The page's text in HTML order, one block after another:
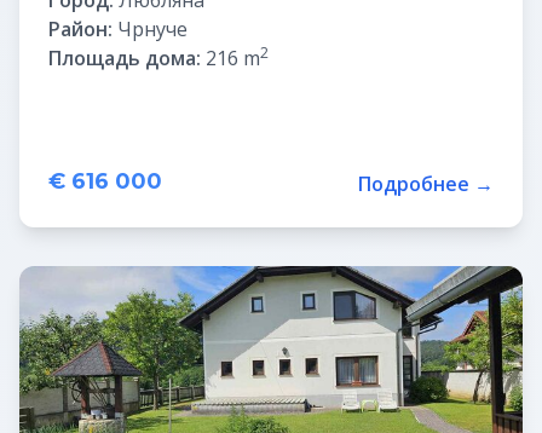
Район: Чрнуче
Площадь дома: 216 m2
€ 616 000 Подробнее →